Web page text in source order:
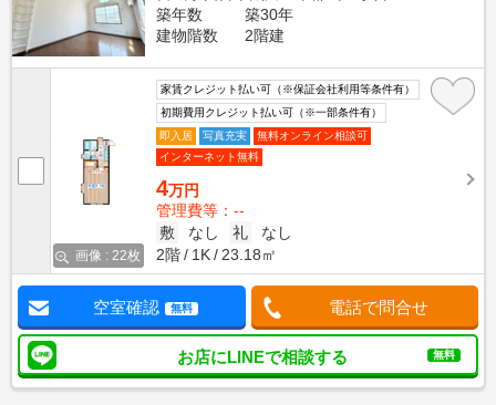
築年数
築30年
建物階数
2階建
画像 : 22枚
家賃クレジット払い可（※保証会社利用等条件有）
初期費用クレジット払い可（※一部条件有）
即入居
写真充実
無料オンライン相談可
インターネット無料
4万円
管理費等：--
敷
なし 礼
なし
2階
1K 23.18㎡
空室確認 無料 電話で問合せ
お店にLINEで相談する 無料